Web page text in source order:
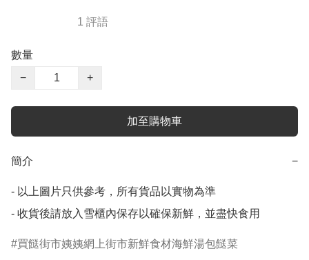
1 評語
數量
−
+
加至購物車
簡介 −
- 以上圖片只供參考，所有貨品以實物為準
- 收貨後請放入雪櫃內保存以確保新鮮，並盡快食用
買餸街市姨姨網上街市新鮮食材海鮮湯包餸菜